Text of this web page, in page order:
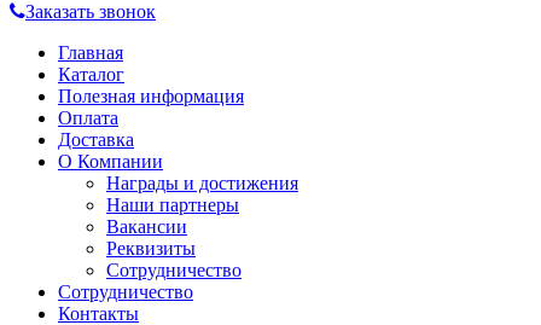
Заказать звонок
Главная
Каталог
Полезная информация
Оплата
Доставка
О Компании
Награды и достижения
Наши партнеры
Вакансии
Реквизиты
Сотрудничество
Сотрудничество
Контакты